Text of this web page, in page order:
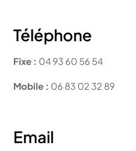
Téléphone
Fixe : 04 93 60 56 54
Mobile : 06 83 02 32 89
Email